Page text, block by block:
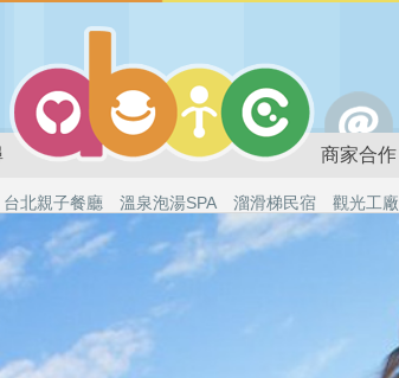
商家合作
台北親子餐廳 溫泉泡湯SPA 溜滑梯民宿 觀光工廠